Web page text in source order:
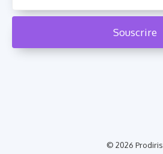
© 2026 Prodiris